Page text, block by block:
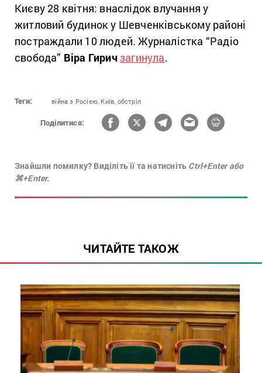
Києву 28 квітня: внаслідок влучання у
житловий будинок у Шевченківському районі
постраждали 10 людей. Журналістка “Радіо
свобода” Віра Гиричзагинула.
Теги: війна з Росією, Київ, обстріл
Поділитися:
Знайшли помилку? Виділіть її та натисніть Ctrl+Enter або
⌘+Enter.
ЧИТАЙТЕ ТАКОЖ